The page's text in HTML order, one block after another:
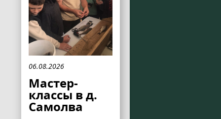
06.08.2026
Мастер-
классы в д.
Самолва